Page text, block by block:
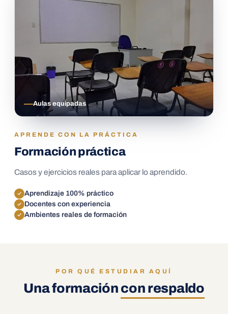
Aulas equipadas
APRENDE CON LA PRÁCTICA
Formación práctica
Casos y ejercicios reales para aplicar lo aprendido.
Aprendizaje 100% práctico
Docentes con experiencia
Ambientes reales de formación
POR QUÉ ESTUDIAR AQUÍ
Una formación con respaldo